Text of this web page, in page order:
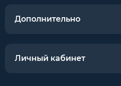
Дополнительно
Личный кабинет